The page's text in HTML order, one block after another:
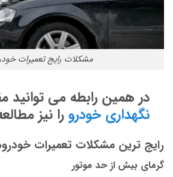
مشکلات رایج تعمیرات
در همین رابطه می توانید
نگهداری خودرورا نیز مطالعه
رایج ترین مشکلات تعمیرات خودروها
گرمای بیش از حد موتور